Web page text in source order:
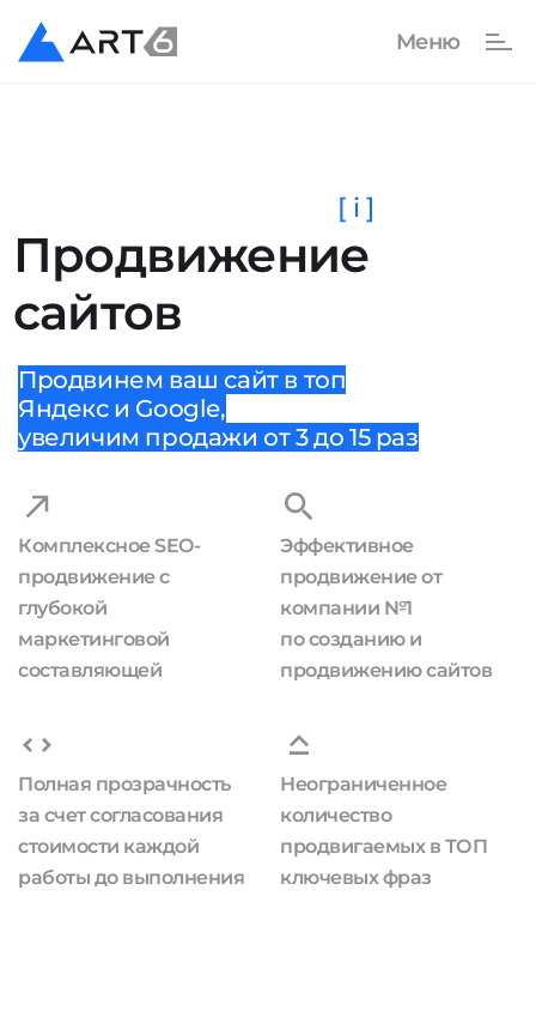
Продвижение
сайтов
[ i ]
Продвинем ваш сайт в топ
Яндекс и Google,
увеличим продажи от 3 до 15 раз
Комплексное SEO-
продвижение с
глубокой
маркетинговой
составляющей
Эффективное
продвижение от
компании №1
по созданию и
продвижению сайтов
Полная прозрачность
за счет согласования
стоимости каждой
работы до выполнения
Неограниченное
количество
продвигаемых в ТОП
ключевых фраз